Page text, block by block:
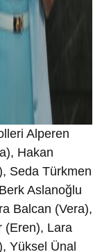
Alperen
Hakan
Seda Türkmen
Aslanoğlu
Balcan (Vera),
(Eren), Lara
Yüksel Ünal